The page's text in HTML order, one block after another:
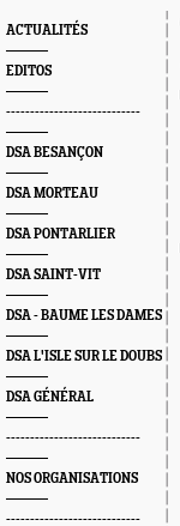
ACTUALITÉS
EDITOS
----------------------------
DSA BESANÇON
DSA MORTEAU
DSA PONTARLIER
DSA SAINT-VIT
DSA - BAUME LES DAMES
DSA L'ISLE SUR LE DOUBS
DSA GÉNÉRAL
----------------------------
NOS ORGANISATIONS
----------------------------